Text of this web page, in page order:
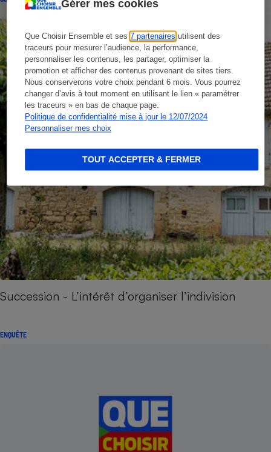
Gérer mes cookies
Que Choisir Ensemble et ses7 partenaires utilisent des
traceurs pour mesurer l’audience, la performance,
personnaliser les contenus, les partager, optimiser la
promotion et afficher des contenus provenant de sites tiers.
Nous conserverons votre choix pendant 6 mois. Vous pourrez
changer d’avis à tout moment en utilisant le lien « paramétrer
les traceurs » en bas de chaque page.
Politique de confidentialité mise à jour le 12/07/2024
Personnaliser mes choix
TOUT ACCEPTER & FERMER
Succession - L’intérêt d’organiser l’indivision
ENQUÊTE